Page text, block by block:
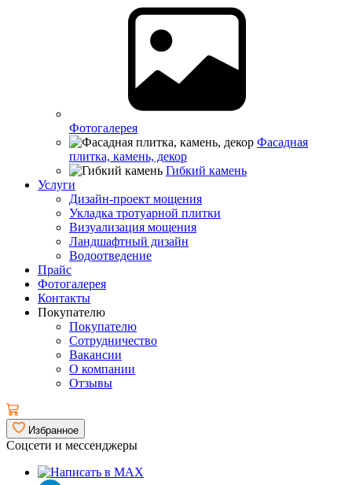
Фотогалерея
Фасадная
плитка, камень, декор
Гибкий камень
Услуги
Дизайн-проект мощения
Укладка тротуарной плитки
Визуализация мощения
Ландшафтный дизайн
Водоотведение
Прайс
Фотогалерея
Контакты
Покупателю
Покупателю
Сотрудничество
Вакансии
О компании
Отзывы
Избранное
Соцсети и мессенджеры